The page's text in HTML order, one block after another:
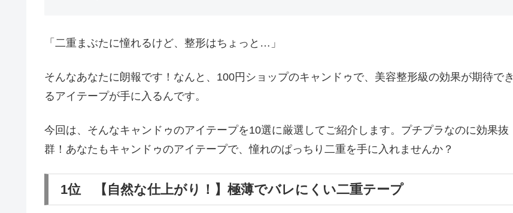
「二重まぶたに憧れるけど、整形はちょっと…」
そんなあなたに朗報です！なんと、100円ショップのキャンドゥで、美容整形級の効果が期待でき
るアイテープが手に入るんです。
今回は、そんなキャンドゥのアイテープを10選に厳選してご紹介します。プチプラなのに効果抜
群！あなたもキャンドゥのアイテープで、憧れのぱっちり二重を手に入れませんか？
1位 【自然な仕上がり！】極薄でバレにくい二重テープ